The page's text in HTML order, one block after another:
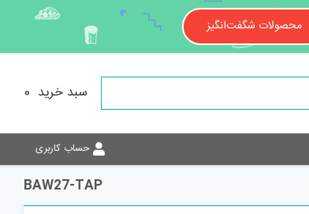
محصولات شگفت‌انگیز
سبد خرید 0
حساب کاربری
BAW27-TAP